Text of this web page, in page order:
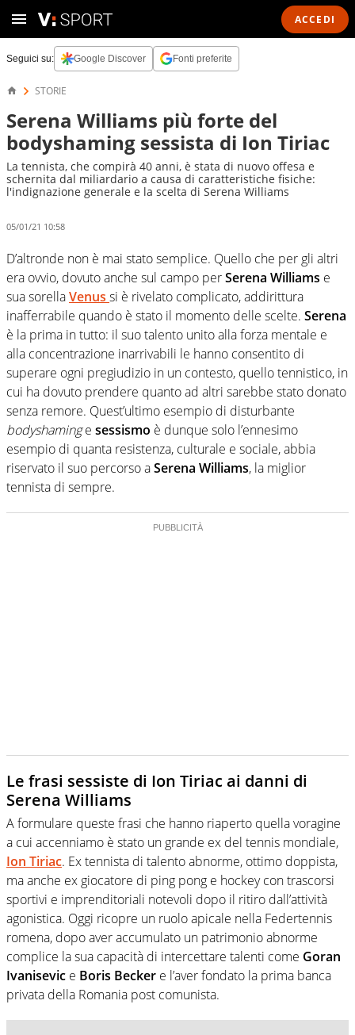
ACCEDI
Seguici su: Google Discover Fonti preferite
STORIE
Serena Williams più forte del
bodyshaming sessista di Ion Tiriac
La tennista, che compirà 40 anni, è stata di nuovo offesa e
schernita dal miliardario a causa di caratteristiche fisiche:
l'indignazione generale e la scelta di Serena Williams
05/01/21 10:58
D’altronde non è mai stato semplice. Quello che per gli altri
era ovvio, dovuto anche sul campo perSerena Williams e
sua sorellaVenus si è rivelato complicato, addirittura
inafferrabile quando è stato il momento delle scelte. Serena
è la prima in tutto: il suo talento unito alla forza mentale e
alla concentrazione inarrivabili le hanno consentito di
superare ogni pregiudizio in un contesto, quello tennistico, in
cui ha dovuto prendere quanto ad altri sarebbe stato donato
senza remore. Quest’ultimo esempio di disturbante
bodyshaminge sessismo è dunque solo l’ennesimo
esempio di quanta resistenza, culturale e sociale, abbia
riservato il suo percorso aSerena Williams, la miglior
tennista di sempre.
Le frasi sessiste di Ion Tiriac ai danni di
Serena Williams
A formulare queste frasi che hanno riaperto quella voragine
a cui accenniamo è stato un grande ex del tennis mondiale,
Ion Tiriac. Ex tennista di talento abnorme, ottimo doppista,
ma anche ex giocatore di ping pong e hockey con trascorsi
sportivi e imprenditoriali notevoli dopo il ritiro dall’attività
agonistica. Oggi ricopre un ruolo apicale nella Federtennis
romena, dopo aver accumulato un patrimonio abnorme
complice la sua capacità di intercettare talenti come Goran
Ivanisevic e Boris Becker e l’aver fondato la prima banca
privata della Romania post comunista.